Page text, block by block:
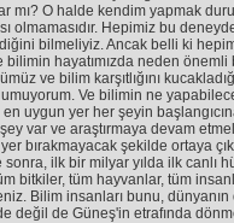
mı? O halde kendim yapmak
olmamasıdır. Hepimiz bu
bilmeliyiz. Ancak belli ki
hayatımızda neden önemli
ve bilim karşıtlığını
umuyorum. Ve bilimin ne
uygun yer her şeyin
var ve araştırmaya devam
bırakmayacak şekilde ortaya
ilk bir milyar yılda ilk canlı
bitkiler, tüm hayvanlar, tüm
Bilim insanları bunu,
değil de Güneş'in etrafında